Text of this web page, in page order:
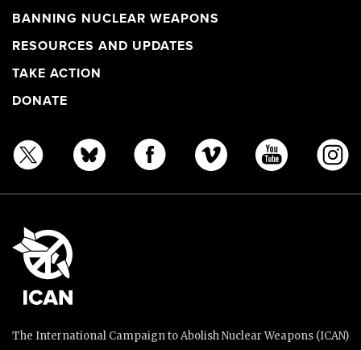
BANNING NUCLEAR WEAPONS
RESOURCES AND UPDATES
TAKE ACTION
DONATE
The International Campaign to Abolish Nuclear Weapons (ICAN)